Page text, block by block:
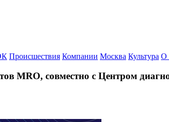
Происшествия Компании Москва Культура О
MRO, совместно с Центром